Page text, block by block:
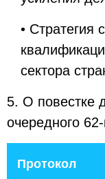
• Стратегия
сектора
5. О повестке
очередного
Протокол